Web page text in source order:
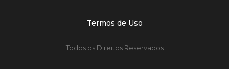
Termos de Uso
Todos os Direitos Reservados